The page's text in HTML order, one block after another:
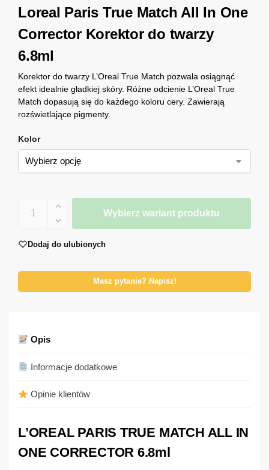
Loreal Paris True Match All In One
Corrector Korektor do twarzy
6.8ml
Korektor do twarzy L’Oreal True Match pozwala osiągnąć
efekt idealnie gładkiej skóry. Różne odcienie L’Oreal True
Match dopasują się do każdego koloru cery. Zawierają
rozświetlające pigmenty.
Kolor
Wybierz wariant produktu
Dodaj do ulubionych
Masz pytanie? Napisz!
Opis
Informacje dodatkowe
Opinie klientów
L’OREAL PARIS TRUE MATCH ALL IN
ONE CORRECTOR 6.8ml